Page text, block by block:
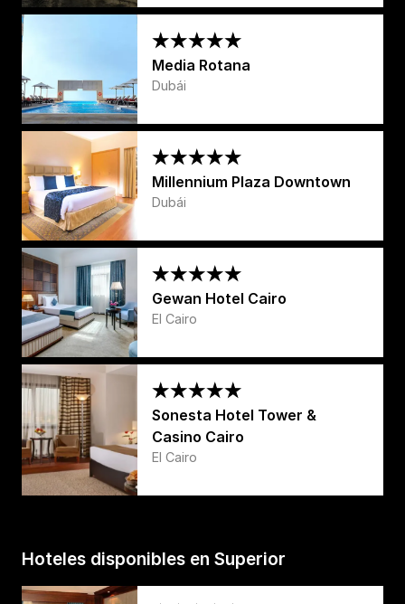
Media Rotana
Dubái
Millennium Plaza Downtown
Dubái
Gewan Hotel Cairo
El Cairo
Sonesta Hotel Tower &
Casino Cairo
El Cairo
Hoteles disponibles en Superior